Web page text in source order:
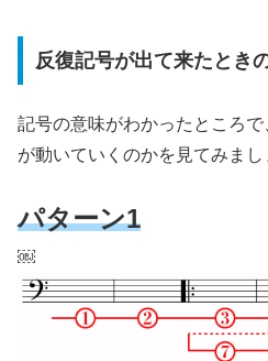
反復記号が出て来たとき
記号の意味がわかったところ
が動いていくのかを見てみまし
パターン1
￼